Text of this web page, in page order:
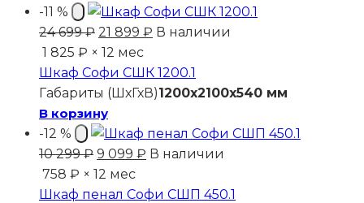
-11 %
24 699₽ Первоначальная
цена
составляла
24
699 ₽.
21 899 ₽ Текущая
21
899 ₽.
В наличии
1 825 ₽ × 12 мес
Шкаф Софи СШК 1200.1
Габариты (ШхГхВ)1200x2100x540 мм
В корзину
-12 %
10 299₽ Первоначальная
цена
составляла
9 099 ₽ Текущая
9
В наличии
758 ₽ × 12 мес
Шкаф пенал Софи СШП 450.1